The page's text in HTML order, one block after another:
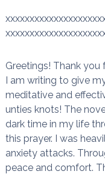
t
Greetings! Thank
I am writing to give
meditative and
unties knots! The
dark time in my life
this prayer. I was
anxiety attacks.
peace and comfort.